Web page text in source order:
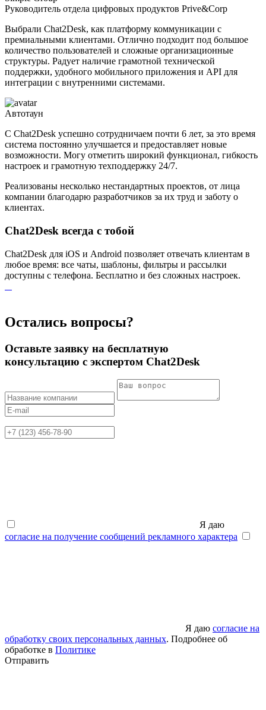
Руководитель отдела цифровых продуктов Prive&Corp
Выбрали Chat2Desk, как платформу коммуникации с
премиальными клиентами. Отлично подходит под большое
количество пользователей и сложные организационные
структуры. Радует наличие грамотной технической
поддержки, удобного мобильного приложения и API для
интеграции с внутренними системами.
Автотаун
С Chat2Desk успешно сотрудничаем почти 6 лет, за это время
система постоянно улучшается и предоставляет новые
возможности. Могу отметить широкий функционал, гибкость
настроек и грамотную техподдержку 24/7.
Реализованы несколько нестандартных проектов, от лица
компании благодарю разработчиков за их труд и заботу о
клиентах.
Chat2Desk всегда с тобой
Chat2Desk для iOS и Android позволяет отвечать клиентам в
любое время: все чаты, шаблоны, фильтры и рассылки
доступны с телефона. Бесплатно и без сложных настроек.
Остались вопросы?
Оставьте заявку на бесплатную
консультацию с экспертом Chat2Desk
Я даю
согласие на получение сообщений рекламного характера
Я даю согласие на
обработку своих персональных данных. Подробнее об
обработке в Политике
Отправить